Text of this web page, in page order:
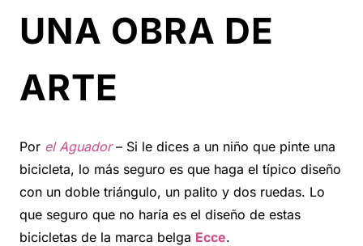
UNA OBRA DE
ARTE
Por el Aguador– Si le dices a un niño que pinte una
bicicleta, lo más seguro es que haga el típico diseño
con un doble triángulo, un palito y dos ruedas. Lo
que seguro que no haría es el diseño de estas
bicicletas de la marca belga Ecce.